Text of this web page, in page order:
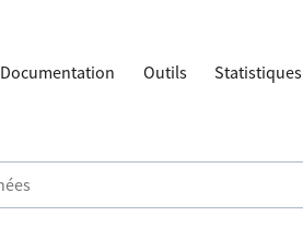
Documentation Outils Statistiques